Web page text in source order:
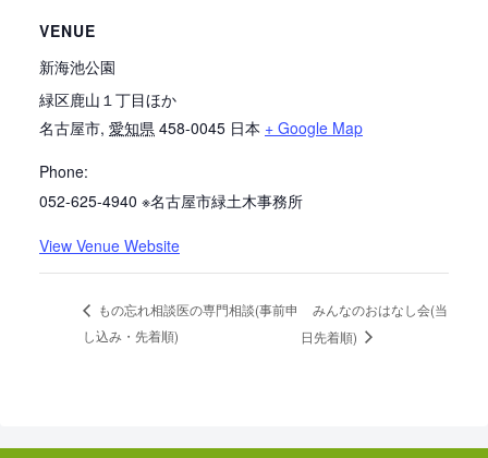
VENUE
新海池公園
緑区鹿山１丁目ほか
名古屋市, 愛知県 458-0045 日本 + Google Map
Phone:
052-625-4940 ※名古屋市緑土木事務所
View Venue Website
もの忘れ相談医の専門相談(事前申
し込み・先着順)
みんなのおはなし会(当
日先着順)